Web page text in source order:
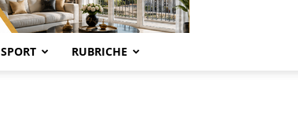
SPORT RUBRICHE